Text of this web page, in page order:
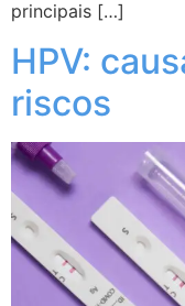
principais […]
HPV:
riscos